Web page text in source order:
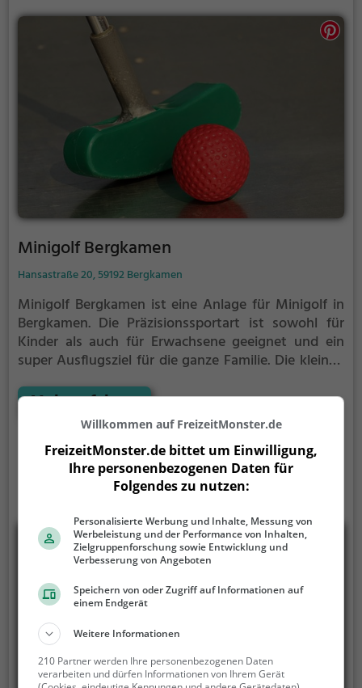
neusten Tricks angeben möchtest.
Minigolf Bergkamen
Hansastraße 20, 59192 Bergkamen
Minigolf Bergkamen ist eine Anlage für Minigolf in
Bergkamen. Die Präzisionssportart ist sowohl für
Kinder als auch für Erwachsene geeignet und ein
super Ausflugsziel für die ganze Familie. Die kleinen
Geschicklichkeitswettbewerb ein - wer schafft es mit
den wenigsten Schlägen alle Bahnen zu bezwingen?
Mehr erfahren
Willkommen auf FreizeitMonster.de
FreizeitMonster.de bittet um Einwilligung,
Ihre personenbezogenen Daten für
Folgendes zu nutzen:
Personalisierte Werbung und Inhalte, Messung von
Werbeleistung und der Performance von Inhalten,
Zielgruppenforschung sowie Entwicklung und
Verbesserung von Angeboten
Speichern von oder Zugriff auf Informationen auf
einem Endgerät
Weitere Informationen
210 Partner werden Ihre personenbezogenen Daten
verarbeiten und dürfen Informationen von Ihrem Gerät